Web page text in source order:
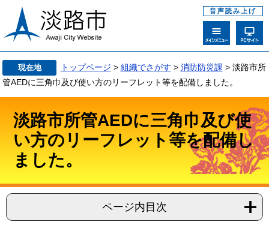
音声読み上げ
現在地 トップページ > 組織でさがす > 消防防災課 > 淡路市所
管AEDに三角巾及び使い方のリーフレット等を配備しました。
淡路市所管AEDに三角巾及び使
い方のリーフレット等を配備し
ました。
ページ内目次